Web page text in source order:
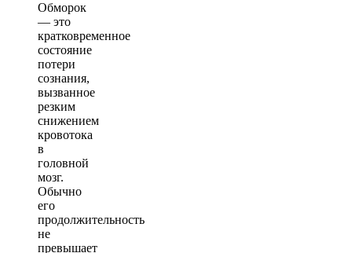
Обморок
— это
кратковременное
состояние
потери
сознания,
вызванное
резким
снижением
кровотока
в
головной
мозг.
Обычно
его
продолжительность
не
превышает